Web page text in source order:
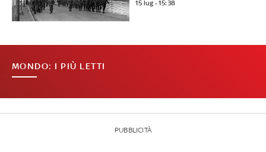
15 lug - 15:38
MONDO: I PIÙ LETTI
PUBBLICITÀ